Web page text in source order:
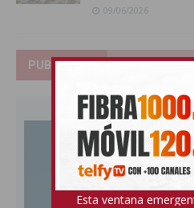
09/06/2026
PUBLICIDAD
Esta ventana